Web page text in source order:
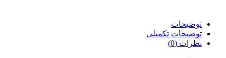
توضیحات
توضیحات تکمیلی
نظرات (0)